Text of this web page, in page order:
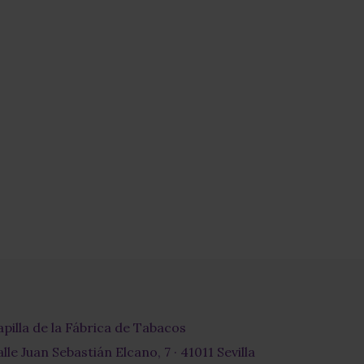
de la Fábrica de Tabacos
Juan Sebastián Elcano, 7 · 41011 Sevilla